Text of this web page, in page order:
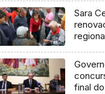
Sara
final